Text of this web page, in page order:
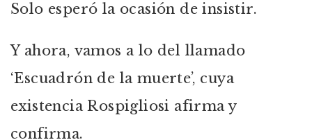
Solo esperó la ocasión de insistir.
Y ahora, vamos a lo del llamado
‘Escuadrón de la muerte’, cuya
existencia Rospigliosi afirma y
confirma.